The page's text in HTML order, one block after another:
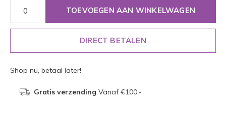
TOEVOEGEN AAN WINKELWAGEN
DIRECT BETALEN
Shop nu, betaal later!
Gratis verzending Vanaf €100,-